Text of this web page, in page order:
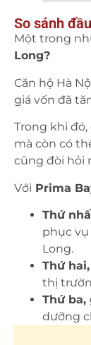
So sánh
Một trong
Long?
Căn hộ Hà
giá vốn đã
Trong khi
mà còn có
cũng đòi hỏi
Với Prima
Thứ
phục
Long.
Thứ
thị
Thứ
dưỡng